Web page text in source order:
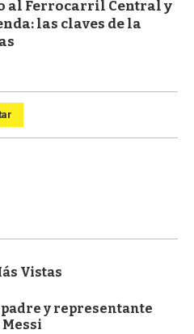
al Ferrocarril Central y
las claves de la
Vistas
y representante